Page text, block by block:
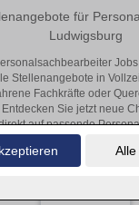
für
Ludwigsburg
Stellenangebote in
Fachkräfte oder
Sie jetzt neue
auf passende
Ludwigsburg!